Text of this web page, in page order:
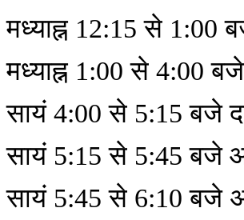
मध्याह्न 12:15 से 1:00
मध्याह्न 1:00 से 4:00
सायं 4:00 से 5:15 बजे
सायं 5:15 से 5:45 बजे
सायं 5:45 से 6:10 बजे